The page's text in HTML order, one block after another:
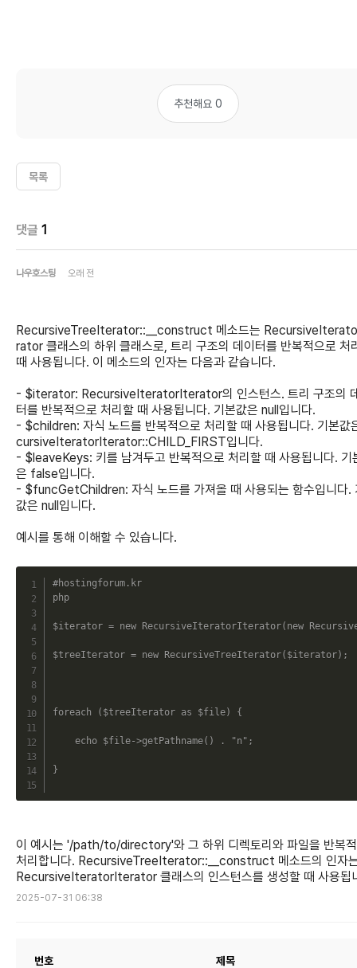
추천해요 0
목록
댓글 1
나우호스팅 오래 전
RecursiveTreeIterator::__construct 메소드는
rator 클래스의 하위 클래스로, 트리 구조의 데이터를 반복적으로 처
때 사용됩니다. 이 메소드의 인자는 다음과 같습니다.
- $iterator: RecursiveIteratorIterator의 인스턴스. 트리 구조의
터를 반복적으로 처리할 때 사용됩니다. 기본값은 null입니다.
- $children: 자식 노드를 반복적으로 처리할 때 사용됩니다. 기본값
cursiveIteratorIterator::CHILD_FIRST입니다.
- $leaveKeys: 키를 남겨두고 반복적으로 처리할 때 사용됩니다. 기
은 false입니다.
- $funcGetChildren: 자식 노드를 가져올 때 사용되는 함수입니다.
값은 null입니다.
예시를 통해 이해할 수 있습니다.
#hostingforum.kr
php
$iterator = new RecursiveIteratorIterator( new
$treeIterator = new RecursiveTreeIterator( $iterator) ;
foreach ( $treeIterator as $file) {
echo $file->getPathname( ) . "n" ;
}
이 예시는 '/path/to/directory'와 그 하위 디렉토리와 파일을 반복
처리합니다. RecursiveTreeIterator::__construct 메소드의 인자
RecursiveIteratorIterator 클래스의 인스턴스를 생성할 때 사용됩
2025-07-31 06:38
번호 제목